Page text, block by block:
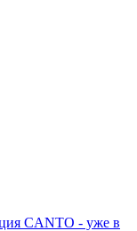
CANTO - уже в